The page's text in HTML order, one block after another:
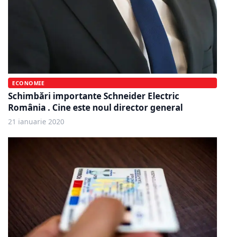
ECONOMIE
Schimbări importante Schneider Electric
România . Cine este noul director general
21 ianuarie 2020